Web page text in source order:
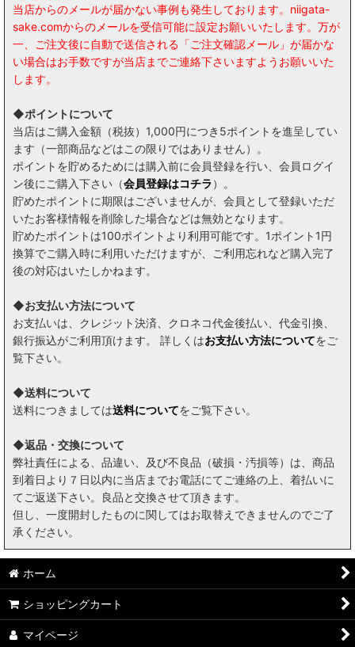
当店からのメールが届かない事例も発生しております。niigata-
sake.comからのメールを受信可能に設定お願いいたします。万が
一、ご注文後に自動で送信される「ご注文確認メール」が届かな
い場合はお手数ですが当店までご連絡下さいますようお願いいた
します。
◆ポイントについて
当店はご購入金額（税抜）1,000円につき5ポイントを進呈してい
ます（一部商品などはこの限りではありません）。
ポイントを貯めるためには購入前に会員登録を行い、会員ログイ
ン後にご購入下さい（会員登録はコチラ ）。
貯めたポイントに期限はございませんが、会員として登録いただ
いたお客様情報を削除した場合などは無効となります。
貯めたポイントは100ポイントより利用可能です。1ポイント1円
換算でご購入時に利用いただけますが、ご利用忘れなど購入完了
後の対応はいたしかねます。
◆お支払い方法について
お支払いは、クレジット決済、クロネコ代金後払い、代金引換、
銀行振込がご利用頂けます。 詳しくはお支払い方法についてをご
覧下さい。
◆送料について
送料につきましては送料についてをご覧下さい。
◆返品・交換について
弊社責任による、品違い、及び不良品（破損・汚損等）は、商品
到着日より７日以内に当店までお電話にてご連絡の上、着払いに
てご返送下さい。良品と交換させて頂きます。
但し、一度開封したものに関してはお取替えできませんのでご了
承ください。
ホーム
ショッピングカート
マイページ